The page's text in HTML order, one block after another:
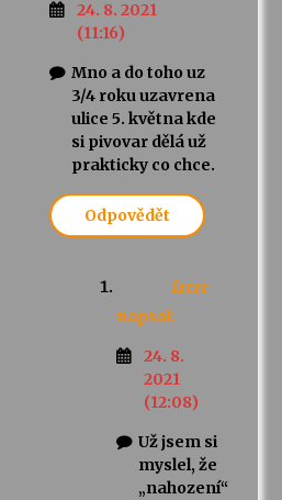
24. 8. 2021
(11:16)
Mno a do toho uz
3/4 roku uzavrena
ulice 5. května kde
si pivovar dělá už
prakticky co chce.
Odpovědět
frrrr
napsal:
24. 8.
2021
(12:08)
Už jsem si
myslel, že
„nahození“